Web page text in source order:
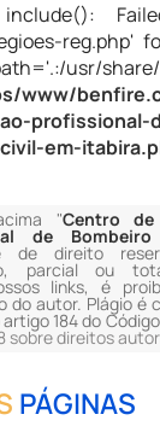
reg.php'
usr/
www/
profissional-
em-
"Centro de
de
direito
parcial ou
links, é
do autor. Plágio é
184 do
sobre direitos
PÁGINAS